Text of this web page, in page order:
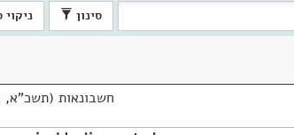
סינון ניקוי
חשבונאות (תשכ"א, 1961)